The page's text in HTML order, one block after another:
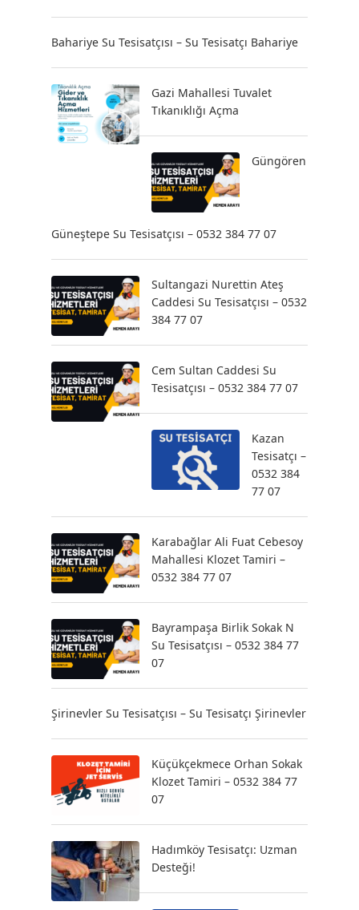
Bahariye Su Tesisatçısı – Su Tesisatçı Bahariye
Gazi Mahallesi Tuvalet
Tıkanıklığı Açma
Güngören
Güneştepe Su Tesisatçısı – 0532 384 77 07
Sultangazi Nurettin Ateş
Caddesi Su Tesisatçısı – 0532
384 77 07
Cem Sultan Caddesi Su
Tesisatçısı – 0532 384 77 07
Kazan
Tesisatçı –
0532 384
77 07
Karabağlar Ali Fuat Cebesoy
Mahallesi Klozet Tamiri –
0532 384 77 07
Bayrampaşa Birlik Sokak N
Su Tesisatçısı – 0532 384 77
07
Şirinevler Su Tesisatçısı – Su Tesisatçı Şirinevler
Küçükçekmece Orhan Sokak
Klozet Tamiri – 0532 384 77
07
Hadımköy Tesisatçı: Uzman
Desteği!